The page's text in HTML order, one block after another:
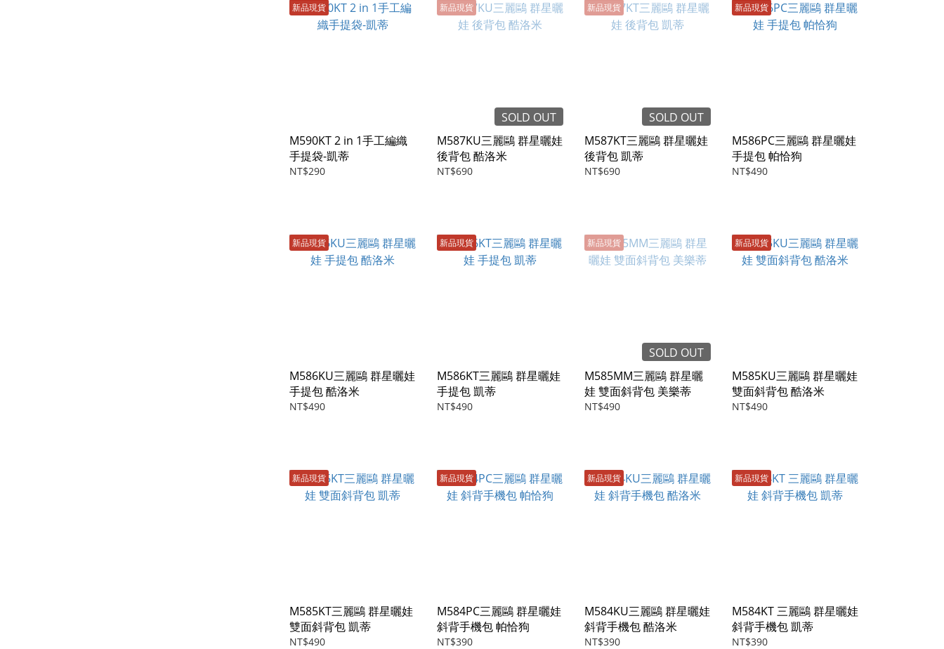
新品現貨
M590KT 2 in 1手工編織
手提袋-凱蒂
NT$290
新品現貨
SOLD OUT
M587KU三麗鷗 群星曬娃
後背包 酷洛米
NT$690
新品現貨
SOLD OUT
M587KT三麗鷗 群星曬娃
後背包 凱蒂
NT$690
新品現貨
M586PC三麗鷗 群星曬娃
手提包 帕恰狗
NT$490
新品現貨
M586KU三麗鷗 群星曬娃
手提包 酷洛米
NT$490
新品現貨
M586KT三麗鷗 群星曬娃
手提包 凱蒂
NT$490
新品現貨
SOLD OUT
M585MM三麗鷗 群星曬
娃 雙面斜背包 美樂蒂
NT$490
新品現貨
M585KU三麗鷗 群星曬娃
雙面斜背包 酷洛米
NT$490
新品現貨
M585KT三麗鷗 群星曬娃
雙面斜背包 凱蒂
NT$490
新品現貨
M584PC三麗鷗 群星曬娃
斜背手機包 帕恰狗
NT$390
新品現貨
M584KU三麗鷗 群星曬娃
斜背手機包 酷洛米
NT$390
新品現貨
M584KT 三麗鷗 群星曬娃
斜背手機包 凱蒂
NT$390